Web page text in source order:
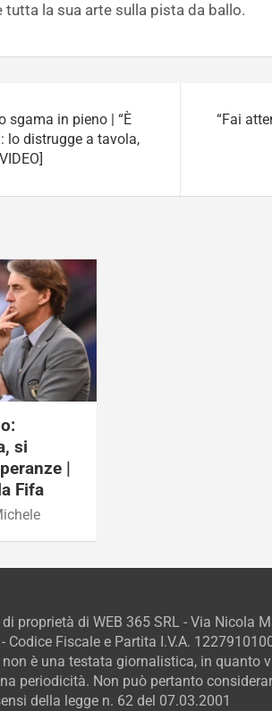
tutta la sua arte sulla pista da ballo.
sgama in pieno | “È
lo distrugge a tavola,
“Fai
si
|
Fifa
proprietà di WEB 365 SRL - Via Nicola
Codice Fiscale e Partita I.V.A.
è una testata giornalistica, in quanto
periodicità. Non può pertanto
della legge n. 62 del 07.03.2001